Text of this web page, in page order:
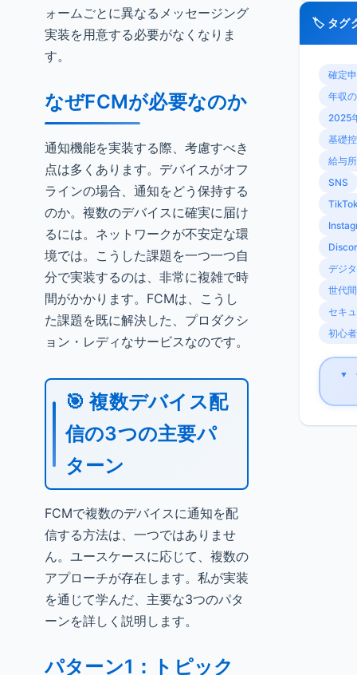
ォームごとに異なるメッセージング
実装を用意する必要がなくなりま
す。
なぜFCMが必要なのか
通知機能を実装する際、考慮すべき
点は多くあります。デバイスがオフ
ラインの場合、通知をどう保持する
のか。複数のデバイスに確実に届け
るには。ネットワークが不安定な環
境では。こうした課題を一つ一つ自
分で実装するのは、非常に複雑で時
間がかかります。FCMは、こうし
た課題を既に解決した、プロダクシ
ョン・レディなサービスなのです。
🎯 複数デバイス配
信の3つの主要パ
ターン
FCMで複数のデバイスに通知を配
信する方法は、一つではありませ
ん。ユースケースに応じて、複数の
アプローチが存在します。私が実装
を通じて学んだ、主要な3つのパタ
ーンを詳しく説明します。
パターン1：トピック
🏷️ タグ
確定
年収
2025
基礎
給与
SNS
デジ
世代
セキ
初心
▼